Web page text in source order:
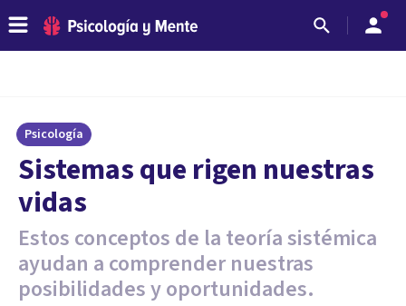
Psicología
Sistemas que rigen nuestras
vidas
Estos conceptos de la teoría sistémica
ayudan a comprender nuestras
posibilidades y oportunidades.